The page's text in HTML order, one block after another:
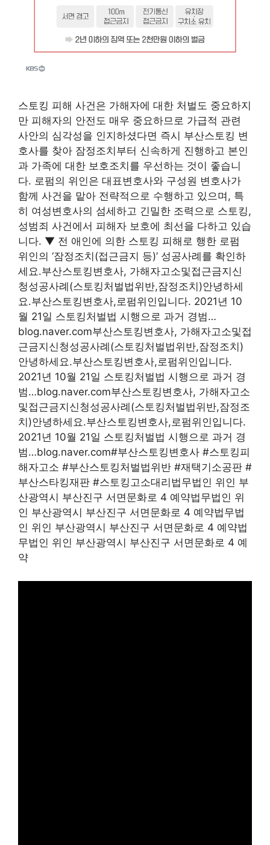
스토킹 피해 사건은 가해자에 대한 처벌도 중요하지
만 피해자의 안전도 매우 중요하므로 가급적 관련
사안의 심각성을 인지하셨다면 즉시 부산스토킹 변
호사를 찾아 잠정조치부터 신속하게 진행하고 본인
과 가족에 대한 보호조치를 우선하는 것이 좋습니
다. 로펌의 위인은 대표변호사와 구성원 변호사가
함께 사건을 맡아 전략적으로 수행하고 있으며, 특
히 여성변호사의 섬세하고 긴밀한 조력으로 스토킹,
성범죄 사건에서 피해자 보호에 최선을 다하고 있습
니다. ▼ 전 애인에 의한 스토킹 피해로 행한 로펌
위인의 ‘잠정조치(접근금지 등)’ 성공사례를 확인하
세요.부산스토킹변호사, 가해자고소및접근금지신
청성공사례(스토킹처벌법위반,잠정조치)안녕하세
요.부산스토킹변호사,로펌위인입니다. 2021년 10
월 21일 스토킹처벌법 시행으로 과거 경범…
blog.naver.com부산스토킹변호사, 가해자고소및접
근금지신청성공사례(스토킹처벌법위반,잠정조치)
안녕하세요.부산스토킹변호사,로펌위인입니다.
2021년 10월 21일 스토킹처벌법 시행으로 과거 경
범…blog.naver.com부산스토킹변호사, 가해자고소
및접근금지신청성공사례(스토킹처벌법위반,잠정조
치)안녕하세요.부산스토킹변호사,로펌위인입니다.
2021년 10월 21일 스토킹처벌법 시행으로 과거 경
범…blog.naver.com#부산스토킹변호사 #스토킹피
해자고소 #부산스토킹처벌법위반 #재택기소공판 #
부산스타킹재판 #스토킹고소대리법무법인 위인 부
산광역시 부산진구 서면문화로 4 예약법무법인 위
인 부산광역시 부산진구 서면문화로 4 예약법무법
인 위인 부산광역시 부산진구 서면문화로 4 예약법
무법인 위인 부산광역시 부산진구 서면문화로 4 예
약